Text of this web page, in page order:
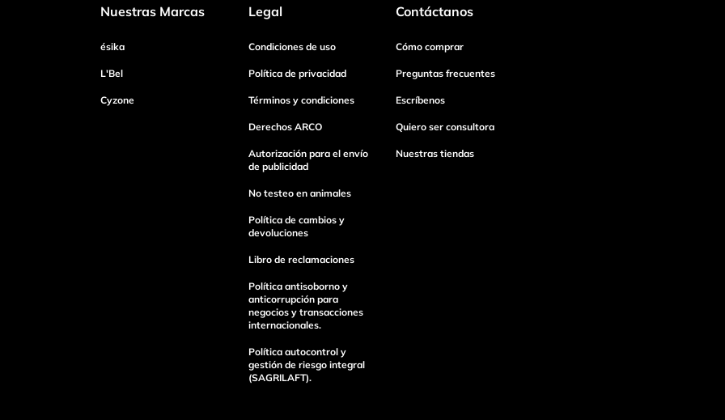
Tu nombre
Enviar Comentario
Nuestras Marcas
ésika
L'Bel
Cyzone
Legal
Condiciones de uso
Política de privacidad
Términos y condiciones
Derechos ARCO
Autorización para el envío
de publicidad
No testeo en animales
Política de cambios y
devoluciones
Libro de reclamaciones
Política antisoborno y
anticorrupción para
negocios y transacciones
internacionales.
Política autocontrol y
gestión de riesgo integral
(SAGRILAFT).
Contáctanos
Cómo comprar
Preguntas frecuentes
Escríbenos
Quiero ser consultora
Nuestras tiendas